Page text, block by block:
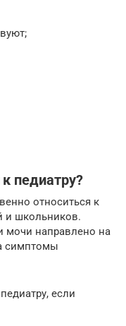
педиатру?
относиться к
и школьников.
мочи направлено на
симптомы
если